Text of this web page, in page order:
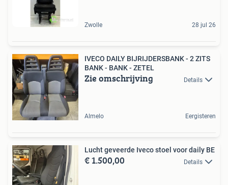
Zwolle 28 jul 26
IVECO DAILY BIJRIJDERSBANK - 2 ZITS
BANK - BANK - ZETEL
Zie omschrijving Details
Almelo Eergisteren
Lucht geveerde Iveco stoel voor daily BE
€ 1.500,00 Details